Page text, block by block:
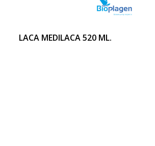
LACA MEDILACA 520 ML.